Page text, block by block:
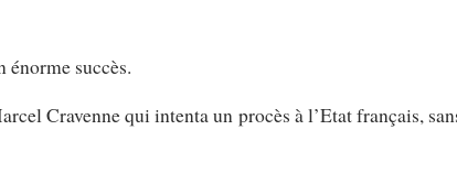
succès.
Cravenne qui intenta un procès à l’Etat français,